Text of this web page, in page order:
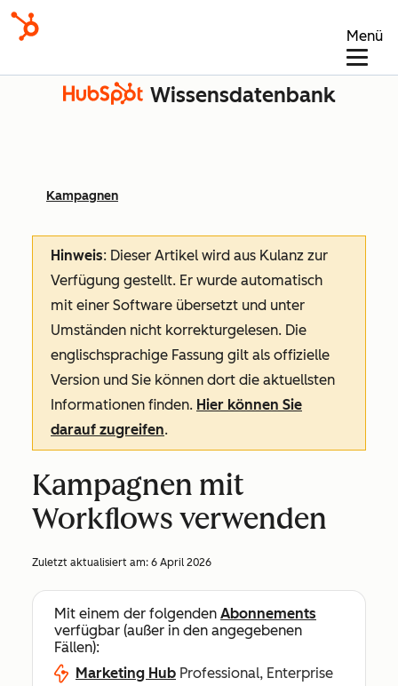
Menü
Wissensdatenbank
Kampagnen
Hinweis: Dieser Artikel wird aus Kulanz zur
Verfügung gestellt. Er wurde automatisch
mit einer Software übersetzt und unter
Umständen nicht korrekturgelesen. Die
englischsprachige Fassung gilt als offizielle
Version und Sie können dort die aktuellsten
Informationen finden. Hier können Sie
darauf zugreifen.
Kampagnen mit
Workflows verwenden
Zuletzt aktualisiert am: 6 April 2026
Mit einem der folgenden Abonnements
verfügbar (außer in den angegebenen
Fällen):
Marketing Hub Professional, Enterprise